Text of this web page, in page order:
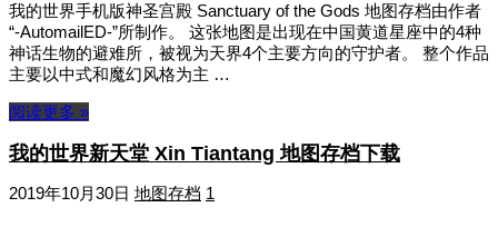
我的世界手机版神圣宫殿 Sanctuary of the Gods 地图存档由作者
“-AutomailED-”所制作。 这张地图是出现在中国黄道星座中的4种
神话生物的避难所，被视为天界4个主要方向的守护者。 整个作品
主要以中式和魔幻风格为主 …
阅读更多 »
我的世界新天堂 Xin Tiantang 地图存档下载
2019年10月30日 地图存档 1